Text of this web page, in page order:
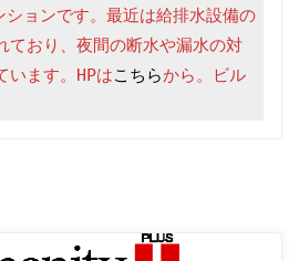
ションです。最近は給排水設備の
ており、夜間の断水や漏水の対
います。HPはこちらから。ビル